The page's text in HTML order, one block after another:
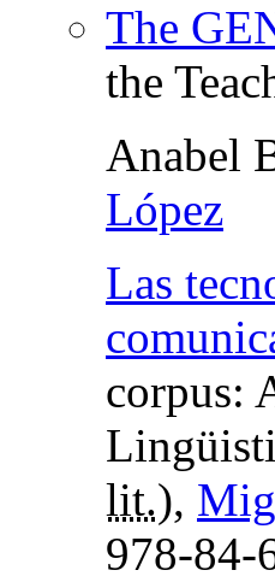
The
the
Anabel
López
Las
corpus:
lit.),
978-84-